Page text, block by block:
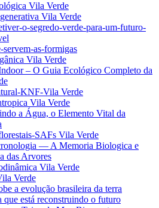
Vila Verde
Vila Verde
o-segredo-verde-para-um-futuro-
servem-as-formigas
Vila Verde
– O Guia Ecológico Completo da
KNF-Vila Verde
Vila Verde
a Água, o Elemento Vital da
SAFs Vila Verde
— A Memoria Biologica e
das Arvores
Vila Verde
Verde
a evolução brasileira da terra
que está reconstruindo o futuro